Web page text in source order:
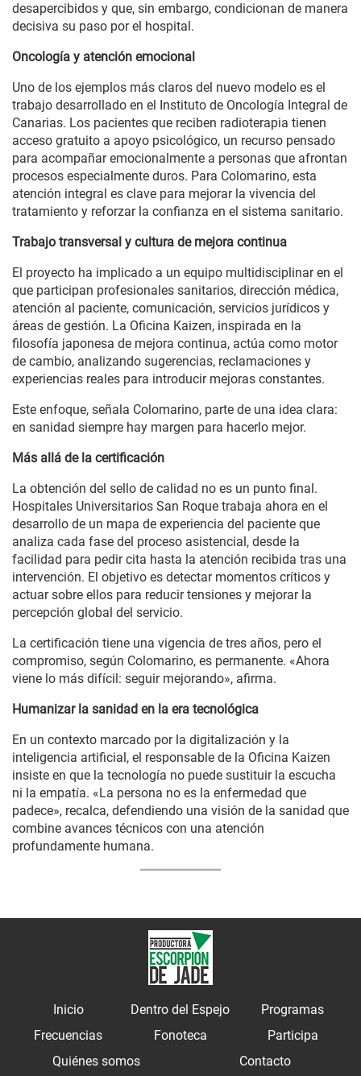
desapercibidos y que, sin embargo, condicionan de manera
decisiva su paso por el hospital.
Oncología y atención emocional
Uno de los ejemplos más claros del nuevo modelo es el
trabajo desarrollado en el Instituto de Oncología Integral de
Canarias. Los pacientes que reciben radioterapia tienen
acceso gratuito a apoyo psicológico, un recurso pensado
para acompañar emocionalmente a personas que afrontan
procesos especialmente duros. Para Colomarino, esta
atención integral es clave para mejorar la vivencia del
tratamiento y reforzar la confianza en el sistema sanitario.
Trabajo transversal y cultura de mejora continua
El proyecto ha implicado a un equipo multidisciplinar en el
que participan profesionales sanitarios, dirección médica,
atención al paciente, comunicación, servicios jurídicos y
áreas de gestión. La Oficina Kaizen, inspirada en la
filosofía japonesa de mejora continua, actúa como motor
de cambio, analizando sugerencias, reclamaciones y
experiencias reales para introducir mejoras constantes.
Este enfoque, señala Colomarino, parte de una idea clara:
en sanidad siempre hay margen para hacerlo mejor.
Más allá de la certificación
La obtención del sello de calidad no es un punto final.
Hospitales Universitarios San Roque trabaja ahora en el
desarrollo de un mapa de experiencia del paciente que
analiza cada fase del proceso asistencial, desde la
facilidad para pedir cita hasta la atención recibida tras una
intervención. El objetivo es detectar momentos críticos y
actuar sobre ellos para reducir tensiones y mejorar la
percepción global del servicio.
La certificación tiene una vigencia de tres años, pero el
compromiso, según Colomarino, es permanente. «Ahora
viene lo más difícil: seguir mejorando», afirma.
Humanizar la sanidad en la era tecnológica
En un contexto marcado por la digitalización y la
inteligencia artificial, el responsable de la Oficina Kaizen
insiste en que la tecnología no puede sustituir la escucha
ni la empatía. «La persona no es la enfermedad que
padece», recalca, defendiendo una visión de la sanidad que
combine avances técnicos con una atención
profundamente humana.
Inicio Dentro del Espejo
Programas
Frecuencias
Fonoteca
Participa
Quiénes somos
Contacto